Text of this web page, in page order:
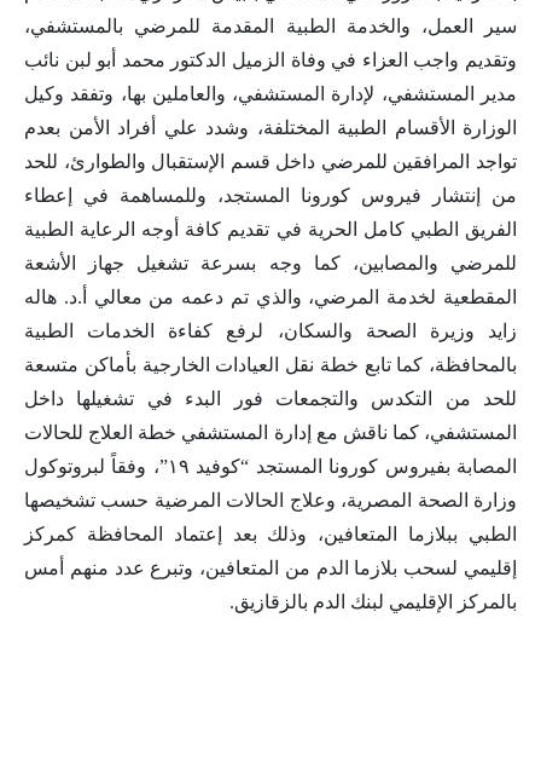
سير العمل، والخدمة الطبية المقدمة للمرضي بالمستشفي،
وتقديم واجب العزاء في وفاة الزميل الدكتور محمد أبو لبن نائب
مدير المستشفي، لإدارة المستشفي، والعاملين بها، وتفقد وكيل
الوزارة الأقسام الطبية المختلفة، وشدد علي أفراد الأمن بعدم
تواجد المرافقين للمرضي داخل قسم الإستقبال والطوارئ، للحد
من إنتشار فيروس كورونا المستجد، وللمساهمة في إعطاء
الفريق الطبي كامل الحرية في تقديم كافة أوجه الرعاية الطبية
للمرضي والمصابين، كما وجه بسرعة تشغيل جهاز الأشعة
المقطعية لخدمة المرضي، والذي تم دعمه من معالي أ.د. هاله
زايد وزيرة الصحة والسكان، لرفع كفاءة الخدمات الطبية
بالمحافظة، كما تابع خطة نقل العيادات الخارجية بأماكن متسعة
للحد من التكدس والتجمعات فور البدء في تشغيلها داخل
المستشفي، كما ناقش مع إدارة المستشفي خطة العلاج للحالات
المصابة بفيروس كورونا المستجد “كوفيد ١٩”، وفقاً لبروتوكول
وزارة الصحة المصرية، وعلاج الحالات المرضية حسب تشخيصها
الطبي ببلازما المتعافين، وذلك بعد إعتماد المحافظة كمركز
إقليمي لسحب بلازما الدم من المتعافين، وتبرع عدد منهم أمس
بالمركز الإقليمي لبنك الدم بالزقازيق.